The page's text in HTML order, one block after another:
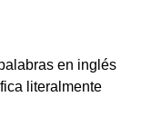
en inglés
literalmente